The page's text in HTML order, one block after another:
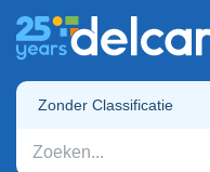
Zonder Classificatie